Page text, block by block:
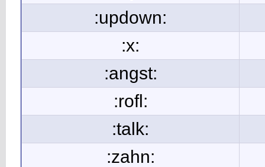
:updown:
:x:
:angst:
:rofl:
:talk:
:zahn: